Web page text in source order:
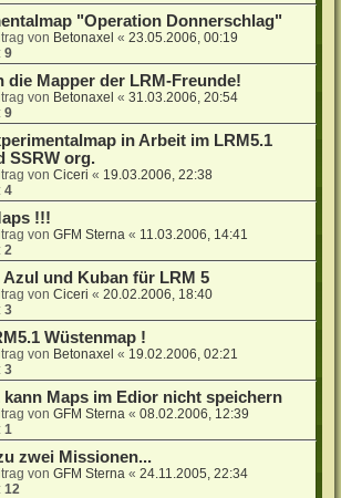
"Operation Donnerschlag"
von Betonaxel «23.05.2006, 00:19
9
die Mapper der LRM-Freunde!
von Betonaxel «31.03.2006, 20:54
9
in Arbeit im LRM5.1
SSRW org.
vonCiceri « 19.03.2006, 22:38
4
!!!
vonGFM Sterna « 11.03.2006, 14:41
2
Azul und Kuban für LRM 5
vonCiceri «20.02.2006, 18:40
3
Wüstenmap !
von Betonaxel « 19.02.2006, 02:21
3
kann Maps im Edior nicht speichern
vonGFM Sterna «08.02.2006, 12:39
1
zwei Missionen...
vonGFM Sterna «24.11.2005, 22:34
12